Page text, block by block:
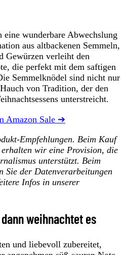
wunderbare Abwechslung
aus altbackenen Semmeln,
Gewürzen verleiht den
die perfekt mit dem saftigen
Semmelknödel sind nicht nur
von Tradition, der den
unterstreicht.
Amazon Sale ➔
Empfehlungen. Beim Kauf
wir eine Provision, die
unterstützt. Beim
Sie der Datenverarbeitungen
Infos in unserer
weihnachtet es
und liebevoll zubereitet,